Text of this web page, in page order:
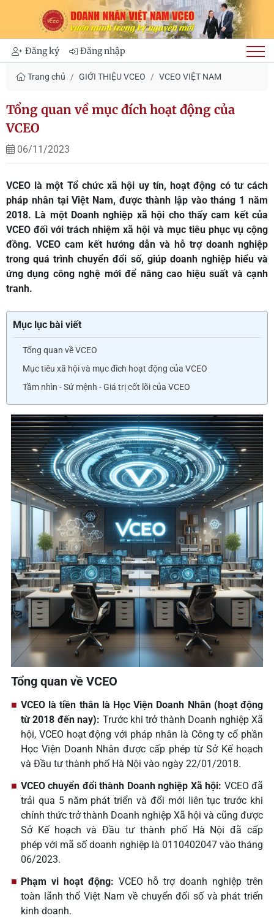
Đăng ký Đăng nhập
Trang chủ GIỚI THIỆU VCEO VCEO VIỆT NAM
Tổng quan về mục đích hoạt động của
VCEO
06/11/2023
VCEO là một Tổ chức xã hội uy tín, hoạt động có tư cách
pháp nhân tại Việt Nam, được thành lập vào tháng 1 năm
2018. Là một Doanh nghiệp xã hội cho thấy cam kết của
VCEO đối với trách nhiệm xã hội và mục tiêu phục vụ cộng
đồng. VCEO cam kết hướng dẫn và hỗ trợ doanh nghiệp
trong quá trình chuyển đổi số, giúp doanh nghiệp hiểu và
ứng dụng công nghệ mới để nâng cao hiệu suất và cạnh
tranh.
Mục lục bài viết
Tổng quan về VCEO
Mục tiêu xã hội và mục đích hoạt động của VCEO
Tầm nhìn - Sứ mệnh - Giá trị cốt lõi của VCEO
Tổng quan về VCEO
VCEO là tiền thân là Học Viện Doanh Nhân (hoạt động
từ 2018 đến nay): Trước khi trở thành Doanh nghiệp Xã
hội, VCEO hoạt động với pháp nhân là Công ty cổ phần
Học Viện Doanh Nhân được cấp phép từ Sở Kế hoạch
và Đầu tư thành phố Hà Nội vào ngày 22/01/2018.
VCEO chuyển đổi thành Doanh nghiệp Xã hội: VCEO đã
trải qua 5 năm phát triển và đổi mới liên tục trước khi
chính thức trở thành Doanh nghiệp Xã hội và cũng được
Sở Kế hoạch và Đầu tư thành phố Hà Nội đã cấp
phép với mã số doanh nghiệp là 0110402047 vào tháng
06/2023.
Phạm vi hoạt động: VCEO hỗ trợ doanh nghiệp trên
toàn lãnh thổ Việt Nam về chuyển đổi số và phát triển
kinh doanh.